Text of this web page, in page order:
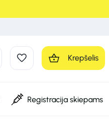
Krepšelis
Registracija skiepams